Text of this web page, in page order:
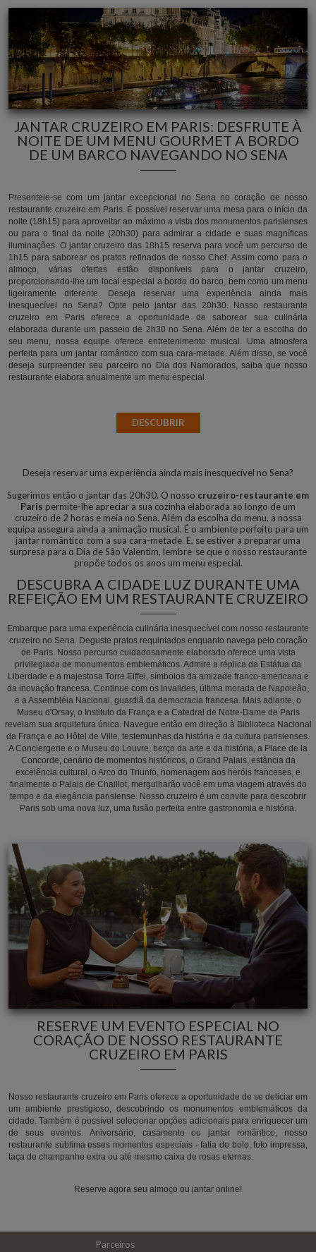
JANTAR CRUZEIRO EM PARIS: DESFRUTE À
NOITE DE UM MENU GOURMET A BORDO
DE UM BARCO NAVEGANDO NO SENA
Presenteie-se com um jantar excepcional no Sena no coração de nosso
restaurante cruzeiro em Paris. É possível reservar uma mesa para o início da
noite (18h15) para aproveitar ao máximo a vista dos monumentos parisienses
ou para o final da noite (20h30) para admirar a cidade e suas magníficas
iluminações. O jantar cruzeiro das 18h15 reserva para você um percurso de
1h15 para saborear os pratos refinados de nosso Chef. Assim como para o
almoço, várias ofertas estão disponíveis para o jantar cruzeiro,
proporcionando-lhe um local especial a bordo do barco, bem como um menu
ligeiramente diferente. Deseja reservar uma experiência ainda mais
inesquecível no Sena? Opte pelo jantar das 20h30. Nosso restaurante
cruzeiro em Paris oferece a oportunidade de saborear sua culinária
elaborada durante um passeio de 2h30 no Sena. Além de ter a escolha do
seu menu, nossa equipe oferece entretenimento musical. Uma atmosfera
perfeita para um jantar romântico com sua cara-metade. Além disso, se você
deseja surpreender seu parceiro no Dia dos Namorados, saiba que nosso
restaurante elabora anualmente um menu especial.
DESCUBRIR
Deseja reservar uma experiência ainda mais inesquecível no Sena?
Sugerimos então o jantar das 20h30. O nosso cruzeiro-restaurante em
Paris permite-lhe apreciar a sua cozinha elaborada ao longo de um
cruzeiro de 2 horas e meia no Sena. Além da escolha do menu, a nossa
equipa assegura ainda a animação musical. É o ambiente perfeito para um
jantar romântico com a sua cara-metade. E, se estiver a preparar uma
surpresa para o Dia de São Valentim, lembre-se que o nosso restaurante
propõe todos os anos um menu especial.
DESCUBRA A CIDADE LUZ DURANTE UMA
REFEIÇÃO EM UM RESTAURANTE CRUZEIRO
Embarque para uma experiência culinária inesquecível com nosso restaurante
cruzeiro no Sena. Deguste pratos requintados enquanto navega pelo coração
de Paris. Nosso percurso cuidadosamente elaborado oferece uma vista
privilegiada de monumentos emblemáticos. Admire a réplica da Estátua da
Liberdade e a majestosa Torre Eiffel, símbolos da amizade franco-americana e
da inovação francesa. Continue com os Invalides, última morada de Napoleão,
e a Assembléia Nacional, guardiã da democracia francesa. Mais adiante, o
Museu d'Orsay, o Instituto da França e a Catedral de Notre-Dame de Paris
revelam sua arquitetura única. Navegue então em direção à Biblioteca Nacional
da França e ao Hôtel de Ville, testemunhas da história e da cultura parisienses.
A Conciergerie e o Museu do Louvre, berço da arte e da história, a Place de la
Concorde, cenário de momentos históricos, o Grand Palais, estância da
excelência cultural, o Arco do Triunfo, homenagem aos heróis franceses, e
finalmente o Palais de Chaillot, mergulharão você em uma viagem através do
tempo e da elegância parisiense. Nosso cruzeiro é um convite para descobrir
Paris sob uma nova luz, uma fusão perfeita entre gastronomia e história.
RESERVE UM EVENTO ESPECIAL NO
CORAÇÃO DE NOSSO RESTAURANTE
CRUZEIRO EM PARIS
Nosso restaurante cruzeiro em Paris oferece a oportunidade de se deliciar em
um ambiente prestigioso, descobrindo os monumentos emblemáticos da
cidade. Também é possível selecionar opções adicionais para enriquecer um
de seus eventos. Aniversário, casamento ou jantar romântico, nosso
restaurante sublima esses momentos especiais - fatia de bolo, foto impressa,
taça de champanhe extra ou até mesmo caixa de rosas eternas.
Reserve agora seu almoço ou jantar online!
Parceiros